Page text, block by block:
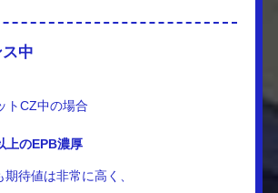
中
トCZ中の場合
上のEPB濃厚
待値は非常に高く、